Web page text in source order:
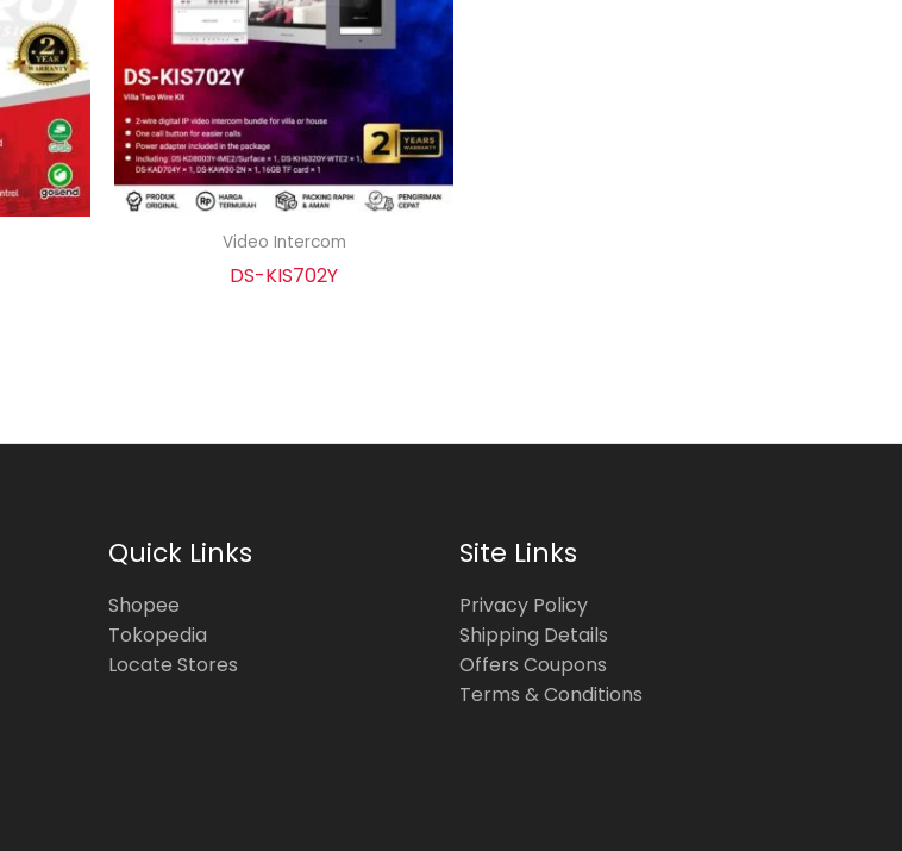
Video Intercom
DS-KIS702Y
Quick Links
Shopee
Tokopedia
Locate Stores
Site Links
Privacy Policy
Shipping Details
Offers Coupons
Terms & Conditions